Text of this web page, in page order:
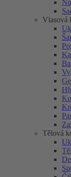
Vlasová
Tělová